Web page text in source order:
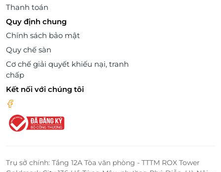
Thanh toán
Quy định chung
Chính sách bảo mật
Quy chế sàn
Cơ chế giải quyết khiếu nại, tranh
chấp
Kết nối với chúng tôi
Trụ sở chính: Tầng 12A Tòa văn phòng - TTTM ROX Tower